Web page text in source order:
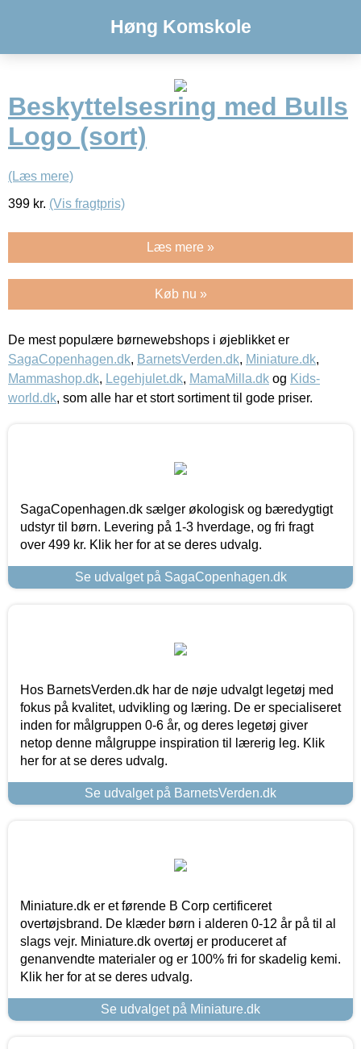
Høng Komskole
Beskyttelsesring med Bulls
Logo (sort)
(Læs mere)
399 kr. (Vis fragtpris)
Læs mere »
Køb nu »
De mest populære børnewebshops i øjeblikket er
SagaCopenhagen.dk, BarnetsVerden.dk, Miniature.dk,
Mammashop.dk, Legehjulet.dk, MamaMilla.dk og Kids-
world.dk, som alle har et stort sortiment til gode priser.
SagaCopenhagen.dk sælger økologisk og bæredygtigt
udstyr til børn. Levering på 1-3 hverdage, og fri fragt
over 499 kr. Klik her for at se deres udvalg.
Se udvalget på SagaCopenhagen.dk
Hos BarnetsVerden.dk har de nøje udvalgt legetøj med
fokus på kvalitet, udvikling og læring. De er specialiseret
inden for målgruppen 0-6 år, og deres legetøj giver
netop denne målgruppe inspiration til lærerig leg. Klik
her for at se deres udvalg.
Se udvalget på BarnetsVerden.dk
Miniature.dk er et førende B Corp certificeret
overtøjsbrand. De klæder børn i alderen 0-12 år på til al
slags vejr. Miniature.dk overtøj er produceret af
genanvendte materialer og er 100% fri for skadelig kemi.
Klik her for at se deres udvalg.
Se udvalget på Miniature.dk